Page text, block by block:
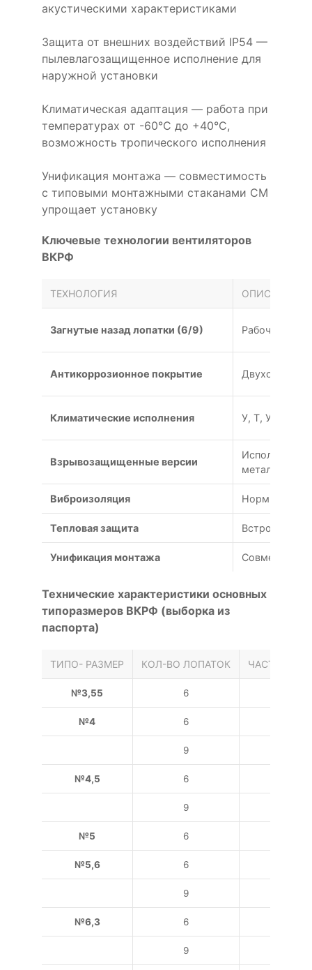
акустическими характеристиками
Защита от внешних воздействий IP54 —
пылевлагозащищенное исполнение для
наружной установки
Климатическая адаптация — работа при
температурах от -60°С до +40°С,
возможность тропического исполнения
Унификация монтажа — совместимость
с типовыми монтажными стаканами СМ
упрощает установку
Ключевые технологии вентиляторов
ВКРФ
ТЕХНОЛОГИЯ ОПИСАНИЕ
Загнутые назад лопатки (6/9) Рабочее
Антикоррозионное покрытие
Климатические исполнения У, Т, УХЛ (от
Взрывозащищенные версии
Исполнения
металлов
Виброизоляция
Тепловая защита Встроенные
Унификация монтажа
Технические характеристики основных
типоразмеров ВКРФ (выборка из
паспорта)
ТИПО- РАЗМЕР КОЛ-ВО ЛОПАТОК ЧАСТОТА
№3,55 6
№4 6
9
№4,5 6
9
№5 6
№5,6 6
9
№6,3 6
9